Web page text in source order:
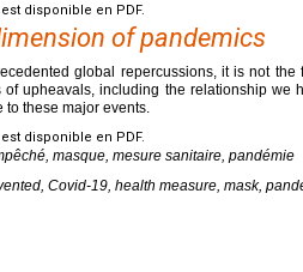
disponible en PDF.
of pandemics
global repercussions, it is not the
upheavals, including the relationship we
these major events.
disponible en PDF.
masque, mesure sanitaire, pandémie
Covid-19, health measure, mask,